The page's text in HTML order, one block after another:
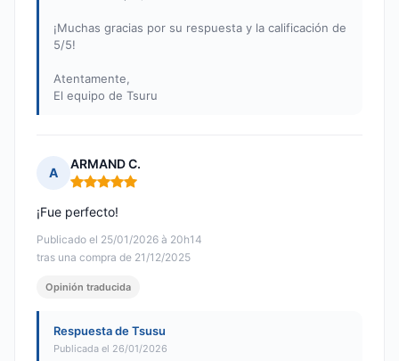
¡Muchas gracias por su respuesta y la calificación de
5/5!
Atentamente,
El equipo de Tsuru
A
ARMAND C.
Nota: 5 de 5
Publicado el 25/01/2026 à 20h14
tras una compra de 21/12/2025
¡Fue perfecto!
Opinión traducida
Respuesta de Tsusu
Publicada el 26/01/2026